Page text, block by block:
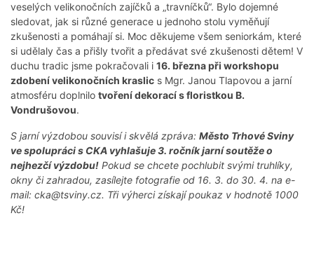
veselých velikonočních zajíčků a „travníčků“. Bylo dojemné
sledovat, jak si různé generace u jednoho stolu vyměňují
zkušenosti a pomáhají si. Moc děkujeme všem seniorkám, které
si udělaly čas a přišly tvořit a předávat své zkušenosti dětem! V
duchu tradic jsme pokračovali i 16. března při workshopu
zdobení velikonočních kraslic s Mgr. Janou Tlapovou a jarní
atmosféru doplnilo tvoření dekorací s floristkou B.
Vondrušovou.
S jarní výzdobou souvisí i skvělá zpráva: Město Trhové Sviny
ve spolupráci s CKA vyhlašuje 3. ročník jarní soutěže o
nejhezčí výzdobu! Pokud se chcete pochlubit svými truhlíky,
okny či zahradou, zasílejte fotografie od 16. 3. do 30. 4. na e-
mail: cka@tsviny.cz. Tři výherci získají poukaz v hodnotě 1000
Kč!